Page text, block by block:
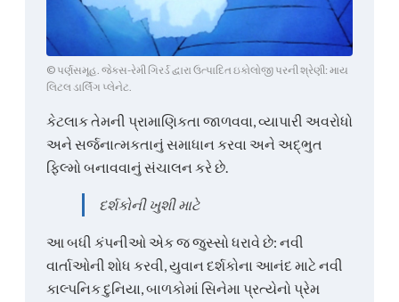
© પર્ણસમૂહ. જેક્સ-રેમી ગિરર્ડ દ્વારા ઉત્પાદિત ઇકોલોજી પરની શ્રેણી: માય
લિટલ ડાર્લિંગ પ્લેનેટ.
કેટલાક તેમની પ્રામાણિકતા જાળવવા, વ્યાપારી અવરોધો
અને સર્જનાત્મકતાનું સમાધાન કરવા અને અદ્ભુત
ફિલ્મો બનાવવાનું સંચાલન કરે છે.
દર્શકોની ખુશી માટે
આ બધી કંપનીઓ એક જ જુસ્સો ધરાવે છે: નવી
વાર્તાઓની શોધ કરવી, યુવાન દર્શકોના આનંદ માટે નવી
કાલ્પનિક દુનિયા, બાળકોમાં સિનેમા પ્રત્યેનો પ્રેમ